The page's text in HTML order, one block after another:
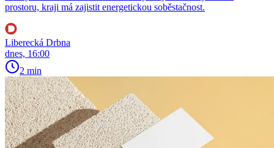
prostoru, kraji má zajistit energetickou soběstačnost.
Liberecká Drbna
dnes, 16:00
2 min